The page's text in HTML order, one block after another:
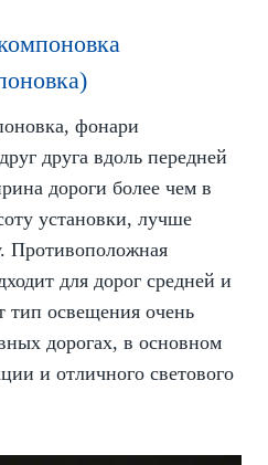
фонари
друга вдоль передней
дороги более чем в
установки, лучше
Противоположная
для дорог средней и
освещения очень
дорогах, в основном
и отличного светового